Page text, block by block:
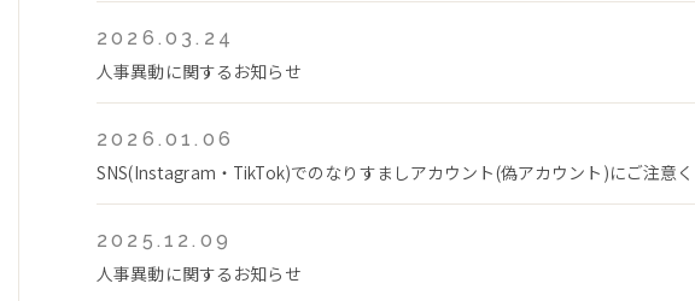
2026.03.24
人事異動に関するお知らせ
2026.01.06
SNS(Instagram・TikTok)でのなりすましアカウント(偽アカウント)にご注意
2025.12.09
人事異動に関するお知らせ